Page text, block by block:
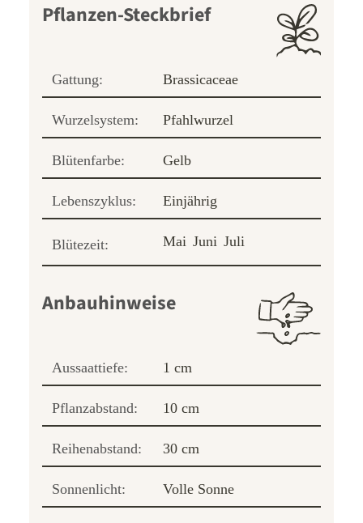
Pflanzen-Steckbrief
Gattung: Brassicaceae
Wurzelsystem: Pfahlwurzel
Blütenfarbe: Gelb
Lebenszyklus: Einjährig
Blütezeit: Mai Juni Juli
Anbauhinweise
Aussaattiefe: 1 cm
Pflanzabstand: 10 cm
Reihenabstand: 30 cm
Sonnenlicht: Volle Sonne